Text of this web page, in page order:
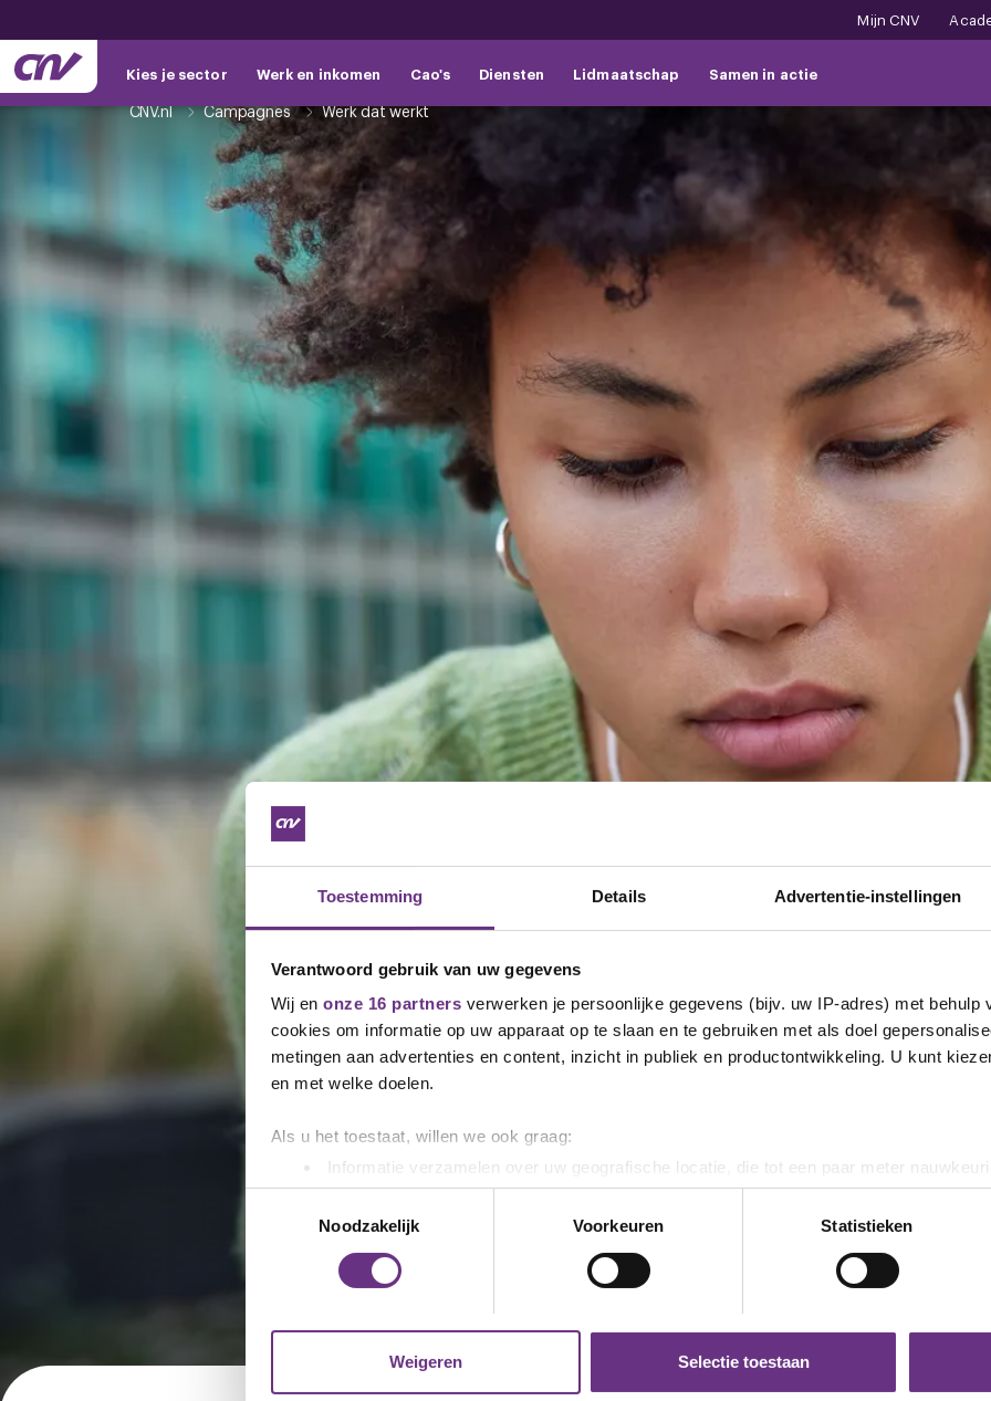
Toestemming Details Advertentie-instellingen
Verantwoord gebruik van uw gegevens
Wij en onze 16 partners verwerken je persoonlijke gegevens (bijv. uw IP-adres) met behulp
cookies om informatie op uw apparaat op te slaan en te gebruiken met als doel
metingen aan advertenties en content, inzicht in publiek en productontwikkeling. U kunt
en met welke doelen.
Als u het toestaat, willen we ook graag:
Informatie verzamelen over uw geografische locatie, die tot een paar meter
Uw apparaat identificeren door het actief te scannen op specifieke eigenschappen
Lees meer over hoe uw persoonlijke gegevens worden verwerkt en stel uw voorkeuren in het
toestemming op elk moment wijzigen of intrekken in de Cookieverklaring.
websiteverkeer te analyseren. Ook delen we informatie over uw gebruik van onze site met
media, adverteren en analyse. Deze partners kunnen deze gegevens combineren met
Noodzakelijk
Voorkeuren Statistieken
Weigeren Selectie toestaan
Mijn CNV
Kies je sector Werk en inkomen Cao's Diensten Lidmaatschap Samen in actie
CNV.nl Campagnes Werk dat werkt
Meldpunt terugkeer na